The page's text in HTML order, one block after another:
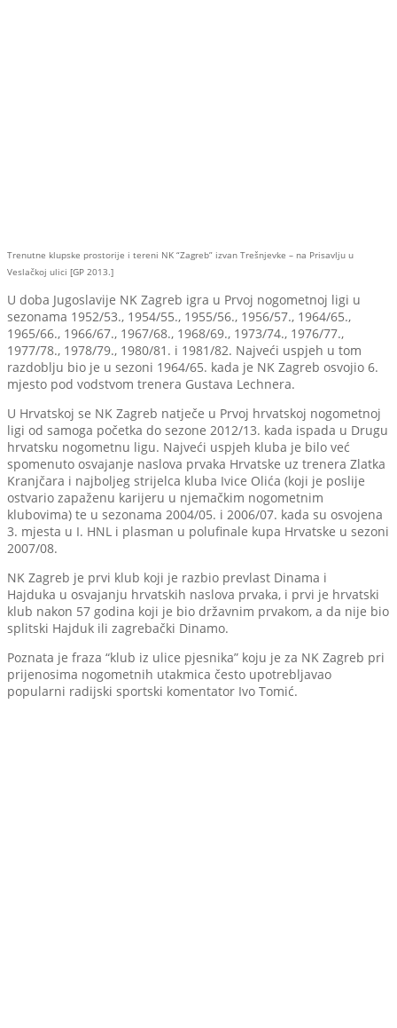
Trenutne klupske prostorije i tereni NK “Zagreb” izvan Trešnjevke – na Prisavlju u
Veslačkoj ulici [GP 2013.]
U doba Jugoslavije NK Zagreb igra u Prvoj nogometnoj ligi u
sezonama 1952/53., 1954/55., 1955/56., 1956/57., 1964/65.,
1965/66., 1966/67., 1967/68., 1968/69., 1973/74., 1976/77.,
1977/78., 1978/79., 1980/81. i 1981/82. Najveći uspjeh u tom
razdoblju bio je u sezoni 1964/65. kada je NK Zagreb osvojio 6.
mjesto pod vodstvom trenera Gustava Lechnera.
U Hrvatskoj se NK Zagreb natječe u Prvoj hrvatskoj nogometnoj
ligi od samoga početka do sezone 2012/13. kada ispada u Drugu
hrvatsku nogometnu ligu. Najveći uspjeh kluba je bilo već
spomenuto osvajanje naslova prvaka Hrvatske uz trenera Zlatka
Kranjčara i najboljeg strijelca kluba Ivice Olića (koji je poslije
ostvario zapaženu karijeru u njemačkim nogometnim
klubovima) te u sezonama 2004/05. i 2006/07. kada su osvojena
3. mjesta u I. HNL i plasman u polufinale kupa Hrvatske u sezoni
2007/08.
NK Zagreb je prvi klub koji je razbio prevlast Dinama i
Hajduka u osvajanju hrvatskih naslova prvaka, i prvi je hrvatski
klub nakon 57 godina koji je bio državnim prvakom, a da nije bio
splitski Hajduk ili zagrebački Dinamo.
Poznata je fraza “klub iz ulice pjesnika” koju je za NK Zagreb pri
prijenosima nogometnih utakmica često upotrebljavao
popularni radijski sportski komentator Ivo Tomić.